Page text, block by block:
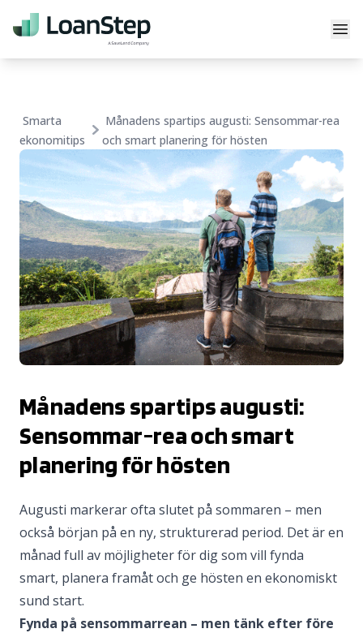
Skip to content
Till startsidan
Smarta
ekonomitips
Månadens spartips augusti: Sensommar-rea
och smart planering för hösten
Månadens spartips augusti:
Sensommar-rea och smart
planering för hösten
Augusti markerar ofta slutet på sommaren – men
också början på en ny, strukturerad period. Det är en
månad full av möjligheter för dig som vill fynda
smart, planera framåt och ge hösten en ekonomiskt
sund start.
Fynda på sensommarrean – men tänk efter före